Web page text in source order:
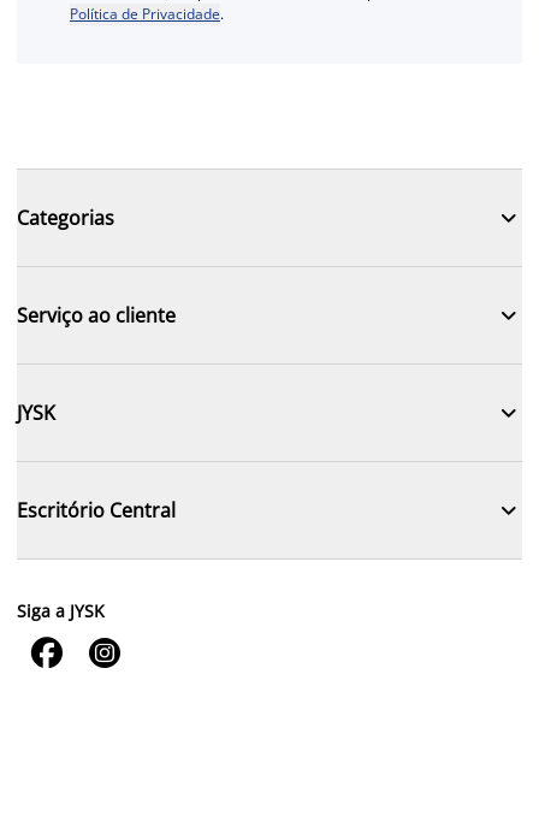
Política de Privacidade.
Categorias 
Serviço ao cliente 
JYSK 
Escritório Central 
Siga a JYSK
 